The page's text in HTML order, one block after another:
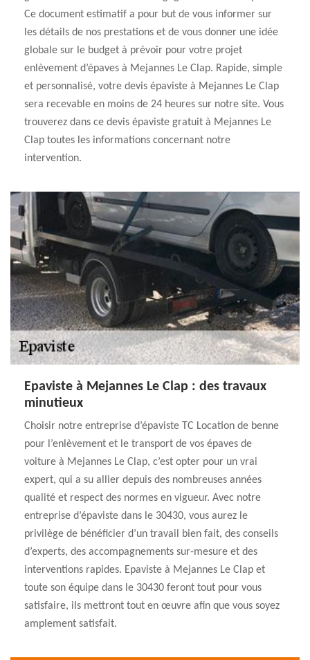
Ce document estimatif a pour but de vous informer sur
les détails de nos prestations et de vous donner une idée
globale sur le budget à prévoir pour votre projet
enlèvement d’épaves à Mejannes Le Clap. Rapide, simple
et personnalisé, votre devis épaviste à Mejannes Le Clap
sera recevable en moins de 24 heures sur notre site. Vous
trouverez dans ce devis épaviste gratuit à Mejannes Le
Clap toutes les informations concernant notre
intervention.
Epaviste à Mejannes Le Clap : des travaux
minutieux
Choisir notre entreprise d’épaviste TC Location de benne
pour l’enlèvement et le transport de vos épaves de
voiture à Mejannes Le Clap, c’est opter pour un vrai
expert, qui a su allier depuis des nombreuses années
qualité et respect des normes en vigueur. Avec notre
entreprise d’épaviste dans le 30430, vous aurez le
privilège de bénéficier d’un travail bien fait, des conseils
d’experts, des accompagnements sur-mesure et des
interventions rapides. Epaviste à Mejannes Le Clap et
toute son équipe dans le 30430 feront tout pour vous
satisfaire, ils mettront tout en œuvre afin que vous soyez
amplement satisfait.